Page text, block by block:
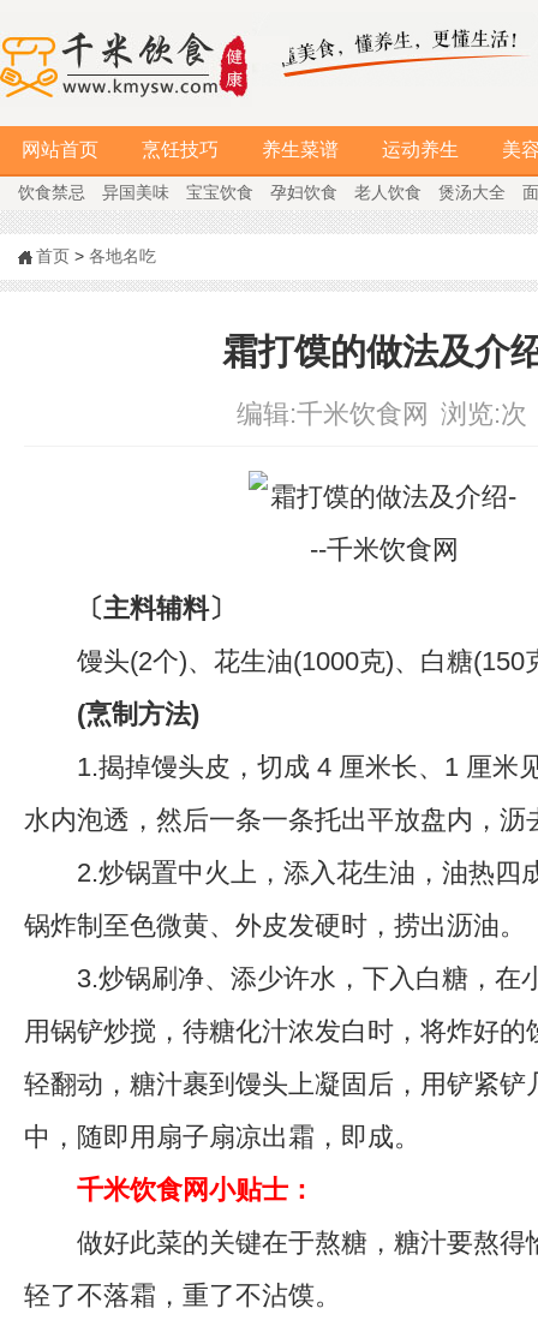
网站首页 烹饪技巧 养生菜谱 运动养生 美
饮食禁忌 异国美味 宝宝饮食 孕妇饮食 老人饮食 煲汤大全
首页 > 各地名吃
霜打馍的做法及介
编辑:千米饮食网 浏览:次
〔主料辅料〕
馒头(2个)、花生油(1000克)、白糖(150
(烹制方法)
1.揭掉馒头皮，切成 4 厘米长、1 厘米
水内泡透，然后一条一条托出平放盘内，沥
2.炒锅置中火上，添入花生油，油热四
锅炸制至色微黄、外皮发硬时，捞出沥油。
3.炒锅刷净、添少许水，下入白糖，在
用锅铲炒搅，待糖化汁浓发白时，将炸好的
轻翻动，糖汁裹到馒头上凝固后，用铲紧铲
中，随即用扇子扇凉出霜，即成。
千米饮食网小贴士：
做好此菜的关键在于熬糖，糖汁要熬得
轻了不落霜，重了不沾馍。